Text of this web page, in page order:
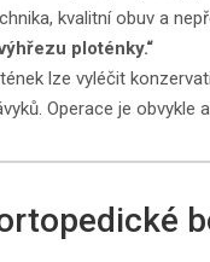
kvalitní obuv a
ploténky.“
lze vyléčit
Operace je obvykle